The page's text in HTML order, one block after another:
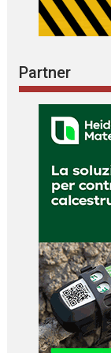
Partner